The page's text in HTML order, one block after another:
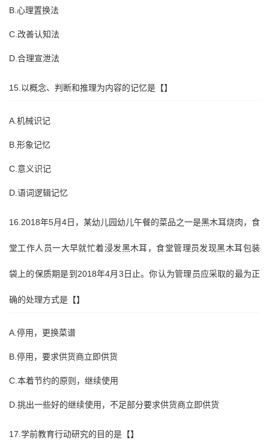
B.心理置换法
C.改善认知法
D.合理宣泄法
15.以概念、判断和推理为内容的记忆是【】
A.机械识记
B.形象记忆
C.意义识记
D.语词逻辑记忆
16.2018年5月4日，某幼儿园幼儿午餐的菜品之一是黑木耳烧肉，食
堂工作人员一大早就忙着浸发黑木耳，食堂管理员发现黑木耳包装
袋上的保质期是到2018年4月3日止。你认为管理员应采取的最为正
确的处理方式是【】
A.停用，更换菜谱
B.停用，要求供货商立即供货
C.本着节约的原则，继续使用
D.挑出一些好的继续使用，不足部分要求供货商立即供货
17.学前教育行动研究的目的是【】